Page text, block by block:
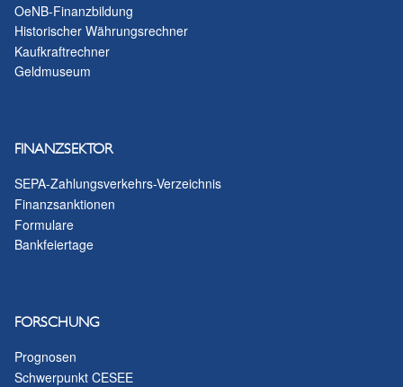
OeNB-Finanzbildung
Historischer Währungsrechner
Kaufkraftrechner
Geldmuseum
FINANZSEKTOR
SEPA-Zahlungsverkehrs-Verzeichnis
Finanzsanktionen
Formulare
Bankfeiertage
FORSCHUNG
Prognosen
Schwerpunkt CESEE